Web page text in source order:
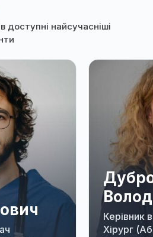
доступні найсучасніші
Керівник
Хірург